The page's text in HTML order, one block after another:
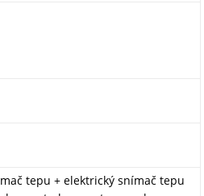
tepu + elektrický snímač tepu